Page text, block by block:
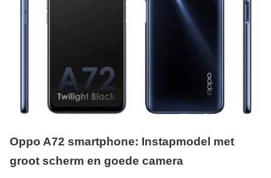
Oppo A72 smartphone: Instapmodel met
groot scherm en goede camera